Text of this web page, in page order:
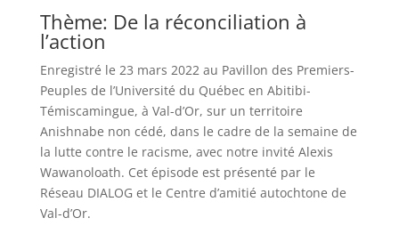
Thème: De la réconciliation à
l’action
Enregistré le 23 mars 2022 au Pavillon des Premiers-
Peuples de l’Université du Québec en Abitibi-
Témiscamingue, à Val-d’Or, sur un territoire
Anishnabe non cédé, dans le cadre de la semaine de
la lutte contre le racisme, avec notre invité Alexis
Wawanoloath. Cet épisode est présenté par le
Réseau DIALOG et le Centre d’amitié autochtone de
Val-d’Or.